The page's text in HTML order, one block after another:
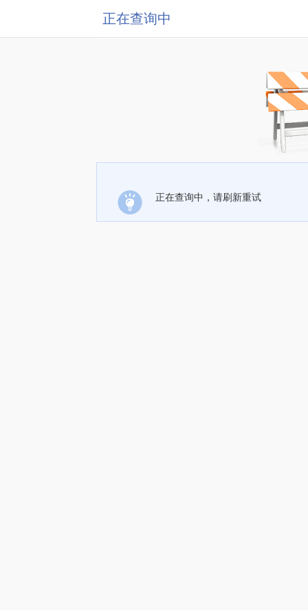
正在查询中
正在查询中，请刷新重试